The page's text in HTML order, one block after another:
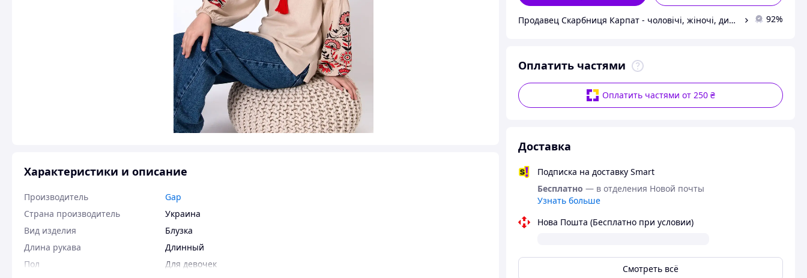
Продавец Скарбниця Карпат - чоловічі, жіночі, дитячі вишиванки, гердани, ручної роботи 92%
Оплатить частями
Оплатить частями от 250 ₴
Доставка
Подписка на доставку Smart
Бесплатно — в отделения Новой почты
Узнать больше
Нова Пошта (Бесплатно при условии)
Смотреть всё
Характеристики и описание
Производитель
Gap
Страна производитель
Украина
Вид изделия
Блузка
Длина рукава
Длинный
Пол
Для девочек